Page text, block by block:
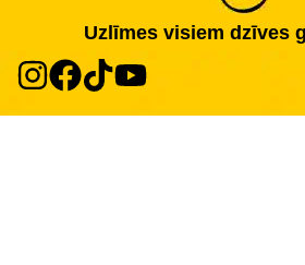
Uzlīmes visiem dzīves